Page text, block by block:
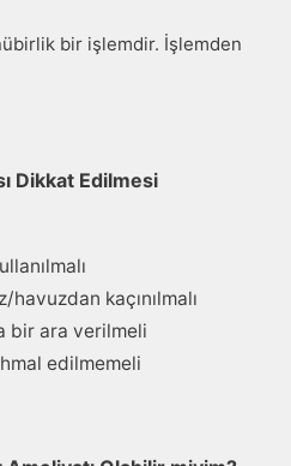
bir işlemdir. İşlemden
Dikkat Edilmesi
kaçınılmalı
bir ara verilmeli
edilmemeli